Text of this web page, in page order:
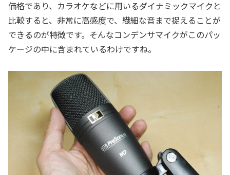
価格であり、カラオケなどに用いるダイナミックマイクと
比較すると、非常に高感度で、繊細な音まで捉えることが
できるのが特徴です。そんなコンデンサマイクがこのパッ
ケージの中に含まれているわけですね。